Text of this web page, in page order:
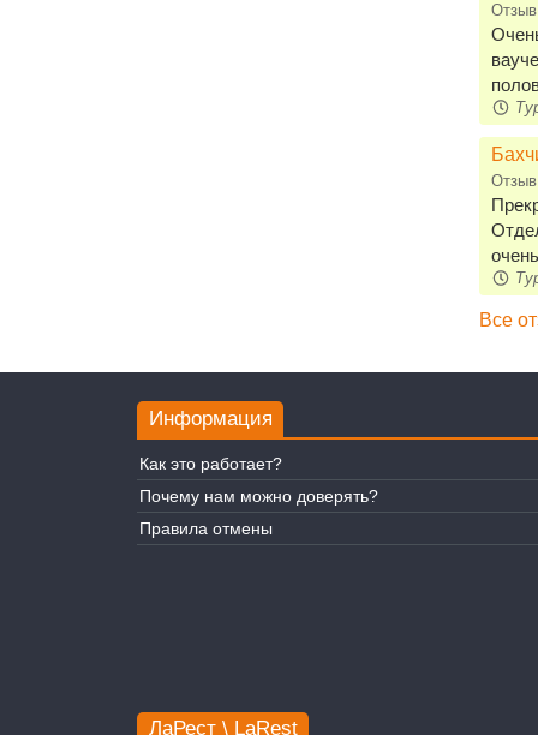
Все
Информация
Как это работает?
Почему нам можно доверять?
Правила отмены
ЛаРест \ LaRest